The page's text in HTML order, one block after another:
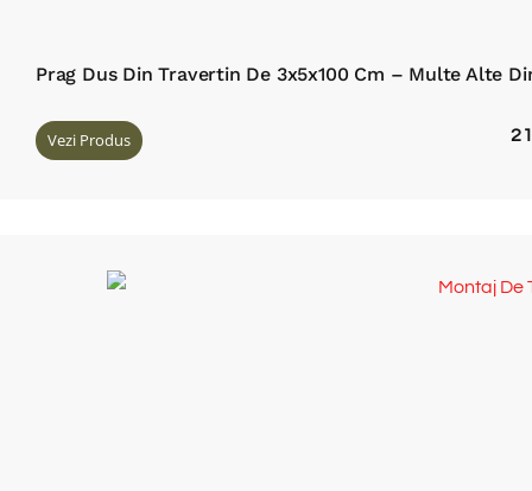
Prag Dus Din Travertin De 3x5x100 Cm – Multe Alte
Vezi Produs